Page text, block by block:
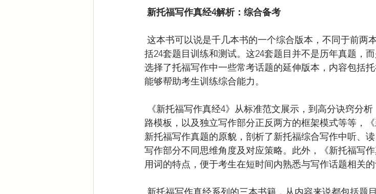
新托福写作真经4解析：综合备考
括24套题目训练和测试。这24套题目并不是历年真题，
选择了托福写作中一些常考话题的延伸版本，内容包括
能够帮助考生训练综合能力。
路模板，以及独立写作部分正反两方的框架模式等等，
新托福写作真题的原貌，剖析了新托福综合写作中听、
写作部分不同思维角度及对应策略。此外，《新托福写
用词的特点，便于考生在短时间内熟悉与写作话题相关的